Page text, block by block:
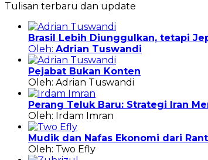
Tulisan terbaru dan update
Brasil Lebih Diunggulkan, tetapi
Oleh: Adrian Tuswandi
Pejabat Bukan Konten
Oleh: Adrian Tuswandi
Perang Teluk Baru: Strategi Iran
Oleh: Irdam Imran
Mudik dan Nafas Ekonomi dari
Oleh: Two Efly